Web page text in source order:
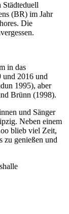
(BR) im Jahr
Die
in das
und 2016 und
1995), aber
Brünn (1998).
und Sänger
Neben einem
blieb viel Zeit,
zu genießen und